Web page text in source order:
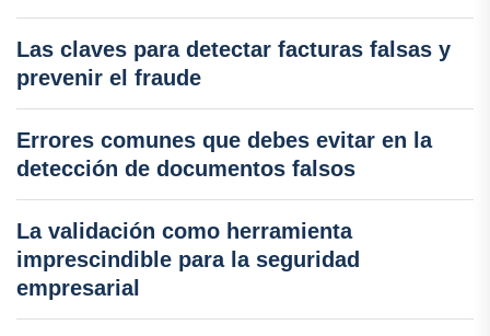
Las claves para detectar facturas falsas y
prevenir el fraude
Errores comunes que debes evitar en la
detección de documentos falsos
La validación como herramienta
imprescindible para la seguridad
empresarial